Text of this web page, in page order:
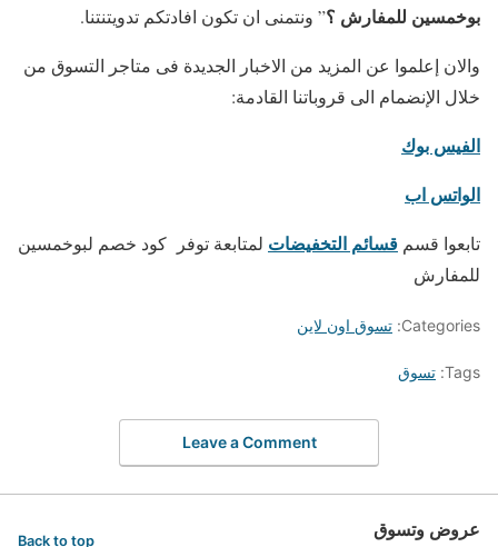
بوخمسين للمفارش ؟” ونتمنى ان تكون افادتكم تدويتنتنا.
والان إعلموا عن المزيد من الاخبار الجديدة فى متاجر التسوق من
خلال الإنضمام الى قروباتنا القادمة:
الفيس بوك
الواتس اب
تابعوا قسم قسائم التخفيضات لمتابعة توفر كود خصم لبوخمسين
للمفارش
Categories: تسوق اون لاين
Tags: تسوق
Leave a Comment
عروض وتسوق Back to top